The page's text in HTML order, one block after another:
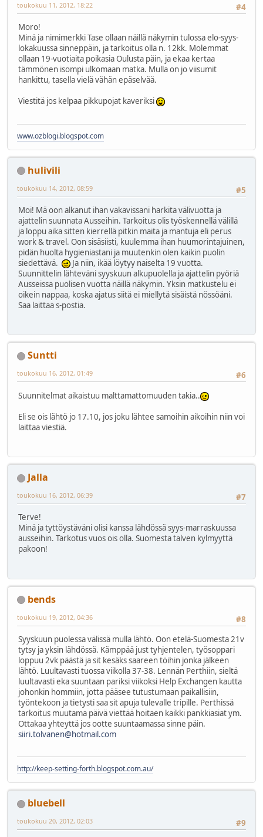
#4
toukokuu 11, 2012, 18:22
Moro!
Minä ja nimimerkki Tase ollaan näillä näkymin tulossa elo-syys-
lokakuussa sinneppäin, ja tarkoitus olla n. 12kk. Molemmat
ollaan 19-vuotiaita poikasia Oulusta päin, ja ekaa kertaa
tämmönen isompi ulkomaan matka. Mulla on jo viisumit
hankittu, tasella vielä vähän epäselvää.
Viestitä jos kelpaa pikkupojat kaveriksi
www.ozblogi.blogspot.com
hulivili
#5
toukokuu 14, 2012, 08:59
Moi! Mä oon alkanut ihan vakavissani harkita välivuotta ja
ajattelin suunnata Ausseihin. Tarkoitus olis työskennellä välillä
ja loppu aika sitten kierrellä pitkin maita ja mantuja eli perus
work & travel. Oon sisäsiisti, kuulemma ihan huumorintajuinen,
pidän huolta hygieniastani ja muutenkin olen kaikin puolin
siedettävä.
Ja niin, ikää löytyy naiselta 19 vuotta.
Suunnittelin lähteväni syyskuun alkupuolella ja ajattelin pyöriä
Ausseissa puolisen vuotta näillä näkymin. Yksin matkustelu ei
oikein nappaa, koska ajatus siitä ei miellytä sisäistä nössöäni.
Saa laittaa s-postia.
Suntti
#6
toukokuu 16, 2012, 01:49
Suunnitelmat aikaistuu malttamattomuuden takia..
Eli se ois lähtö jo 17.10, jos joku lähtee samoihin aikoihin niin voi
laittaa viestiä.
Jalla
#7
toukokuu 16, 2012, 06:39
Terve!
Minä ja tyttöystäväni olisi kanssa lähdössä syys-marraskuussa
ausseihin. Tarkotus vuos ois olla. Suomesta talven kylmyyttä
pakoon!
bends
#8
toukokuu 19, 2012, 04:36
Syyskuun puolessa välissä mulla lähtö. Oon etelä-Suomesta 21v
tytsy ja yksin lähdössä. Kämppää just tyhjentelen, työsoppari
loppuu 2vk päästä ja sit kesäks saareen töihin jonka jälkeen
lähtö. Luultavasti tuossa viikolla 37-38. Lennän Perthiin, sieltä
luultavasti eka suuntaan pariksi viikoksi Help Exchangen kautta
johonkin hommiin, jotta pääsee tutustumaan paikallisiin,
työntekoon ja tietysti saa sit apuja tulevalle tripille. Perthissä
tarkoitus muutama päivä viettää hoitaen kaikki pankkiasiat ym.
Ottakaa yhteyttä jos ootte suuntaamassa sinne päin.
siiri.tolvanen@hotmail.com
http://keep-setting-forth.blogspot.com.au/
bluebell
#9
toukokuu 20, 2012, 02:03